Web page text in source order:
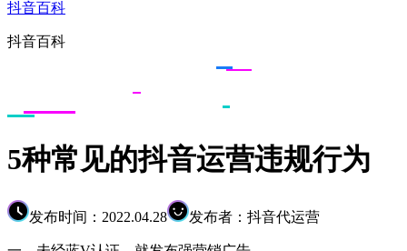
抖音百科
抖音百科
5种常见的抖音运营违规行为
发布时间：2022.04.28 发布者：抖音代运营